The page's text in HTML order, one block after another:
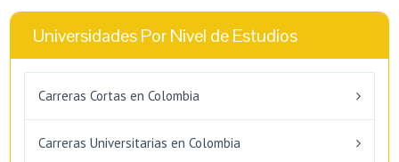
Universidades Por Nivel de Estudios
Carreras Cortas en Colombia
Carreras Universitarias en Colombia